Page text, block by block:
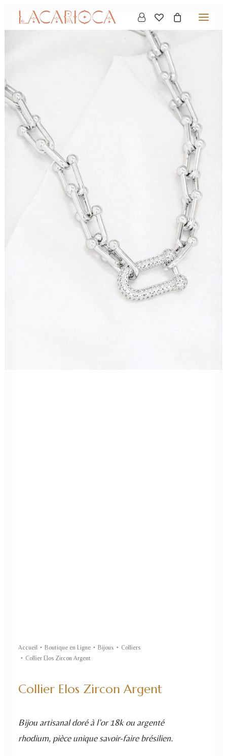
Accueil Boutique en Ligne Bijoux
Colliers
Collier Elos Zircon Argent
Collier Elos Zircon Argent
Bijou artisanal doré à l’or 18k ou argenté
rhodium, pièce unique savoir-faire brésilien.